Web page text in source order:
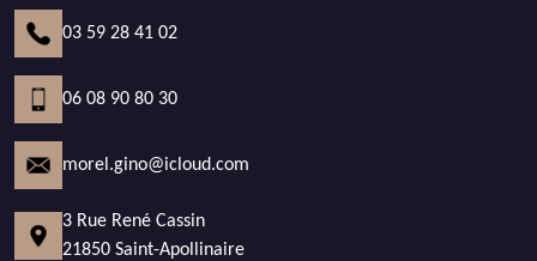
03 59 28 41 02
06 08 90 80 30
morel.gino@icloud.com
3 Rue René Cassin
21850 Saint-Apollinaire